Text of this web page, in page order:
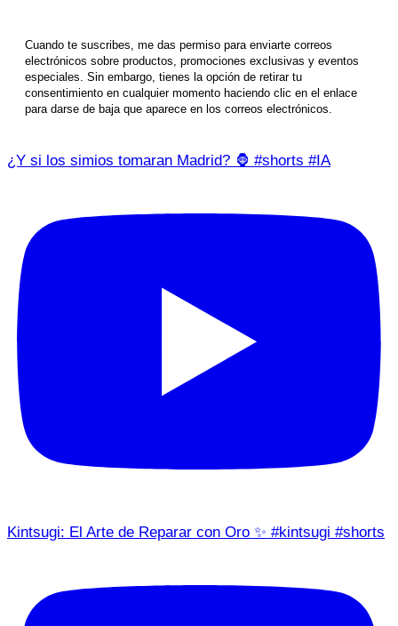
Cuando te suscribes, me das permiso para enviarte correos
electrónicos sobre productos, promociones exclusivas y eventos
especiales. Sin embargo, tienes la opción de retirar tu
consentimiento en cualquier momento haciendo clic en el enlace
para darse de baja que aparece en los correos electrónicos.
¿Y si los simios tomaran Madrid? 🦍 #shorts #IA
Kintsugi: El Arte de Reparar con Oro ✨ #kintsugi #shorts